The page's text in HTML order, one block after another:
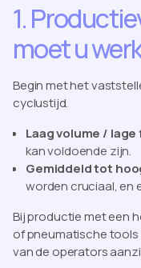
1.
moet u
Begin met het
cyclustijd.
Laag volume /
kan voldoende zijn.
Gemiddeld tot
worden cruciaal, en
Bij productie met een
of pneumatische
van de operators